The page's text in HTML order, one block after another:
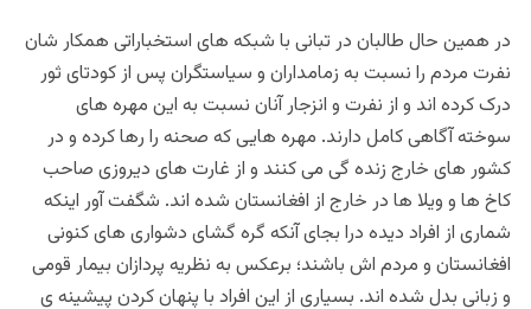
در همین حال طالبان در تبانی با شبکه های استخباراتی همکار شان
نفرت مردم را نسبت به زمامداران و سیاستگران پس از کودتای ثور
درک کرده اند و از نفرت و انزجار آنان نسبت به این مهره های
سوخته آگاهی کامل دارند. مهره هایی که صحنه را رها کرده و در
کشور های خارج زنده گی می کنند و از غارت های دیروزی صاحب
کاخ ها و ویلا ها در خارج از افغانستان شده اند. شگفت آور اینکه
شماری از افراد دیده درا بجای آنکه گره گشای دشواری های کنونی
افغانستان و مردم اش باشند؛ برعکس به نظریه پردازان بیمار قومی
و زبانی بدل شده اند. بسیاری از این افراد با پنهان کردن پیشینه ی